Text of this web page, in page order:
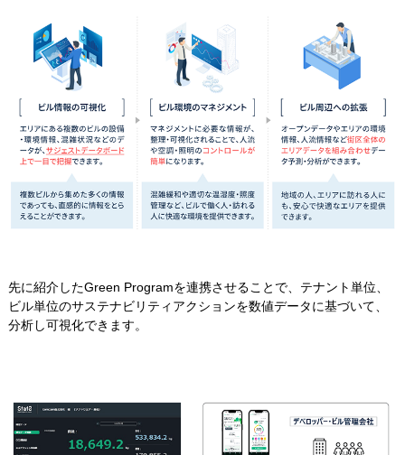
先に紹介したGreen Programを連携させることで、テナント単位、
ビル単位のサステナビリティアクションを数値データに基づいて、
分析し可視化できます。